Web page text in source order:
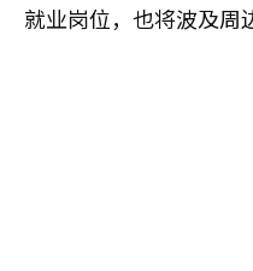
就业岗位，也将波及周